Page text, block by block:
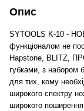
Опис
SYTOOLS K-10 -
функціоналом не
Hapstone, BLITZ,
губками, з набором
для тих, кому
широкого спектру
широкого поширення